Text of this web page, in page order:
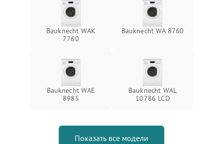
Bauknecht WAK
7760
Bauknecht WA 8760
Bauknecht WAE
8985
Bauknecht WAL
10786 LCD
Показать все модели